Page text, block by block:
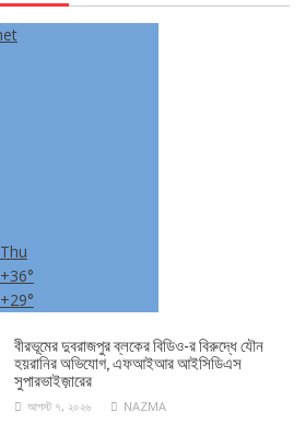
Thu
+36°
+29°
বীরভূমের দুবরাজপুর ব্লকের বিডিও-র বিরুদ্ধে যৌন
হয়রানির অভিযোগ, এফআইআর আইসিডিএস
সুপারভাইজ়ারের
আগস্ট ৭, ২০২৬ NAZMA